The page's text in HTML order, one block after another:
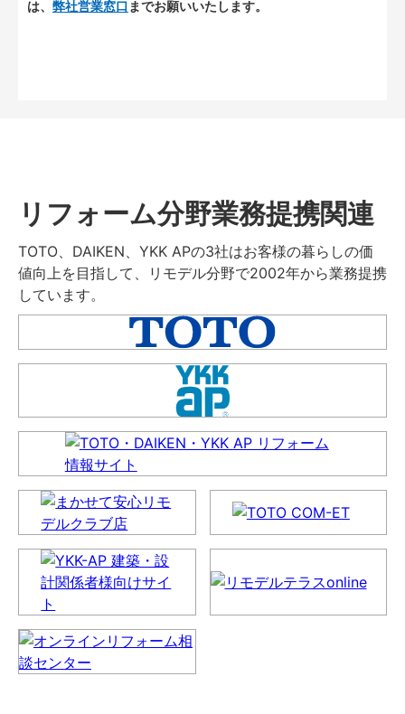
は、 弊社営業窓口 までお願いいたします。
リフォーム分野業務提携関連
TOTO、DAIKEN、YKK APの3社はお客様の暮らしの価
値向上を目指して、リモデル分野で2002年から業務提携
しています。